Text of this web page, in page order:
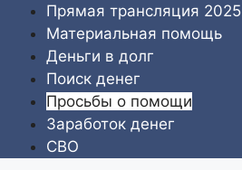
Перейти
содержимому
Прямая трансляция 2025
Материальная помощь
Деньги в долг
Поиск денег
Просьбы о помощи
Заработок денег
СВО